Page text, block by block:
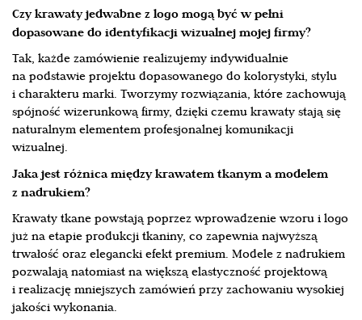
Czy krawaty jedwabne z logo mogą być w pełni
dopasowane do identyfikacji wizualnej mojej firmy?
Tak, każde zamówienie realizujemy indywidualnie
na podstawie projektu dopasowanego do kolorystyki, stylu
i charakteru marki. Tworzymy rozwiązania, które zachowują
spójność wizerunkową firmy, dzięki czemu krawaty stają się
naturalnym elementem profesjonalnej komunikacji
wizualnej.
Jaka jest różnica między krawatem tkanym a modelem
z nadrukiem?
Krawaty tkane powstają poprzez wprowadzenie wzoru i logo
już na etapie produkcji tkaniny, co zapewnia najwyższą
trwałość oraz elegancki efekt premium. Modele z nadrukiem
pozwalają natomiast na większą elastyczność projektową
i realizację mniejszych zamówień przy zachowaniu wysokiej
jakości wykonania.